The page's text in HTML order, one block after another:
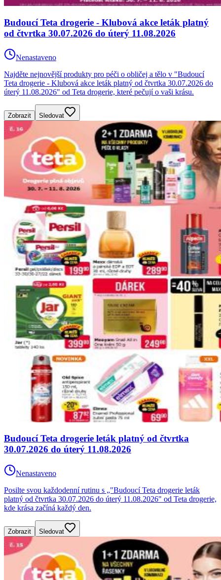
Budoucí Teta drogerie - Klubová akce leták platný
od čtvrtka 30.07.2026 do úterý 11.08.2026
Nenastaveno
Najděte nejnovější produkty pro péči o obličej a tělo v "Budoucí
Teta drogerie - Klubová akce leták platný od čtvrtka 30.07.2026 do
úterý 11.08.2026" od Teta drogerie, které pečují o vaši krásu.
Zobrazit Sledovat
Budoucí Teta drogerie leták platný od čtvrtka
30.07.2026 do úterý 11.08.2026
Nenastaveno
Posilte svou každodenní rutinu s „"Budoucí Teta drogerie leták
platný od čtvrtka 30.07.2026 do úterý 11.08.2026" od Teta drogerie,
kde krása začíná každý den.
Zobrazit Sledovat